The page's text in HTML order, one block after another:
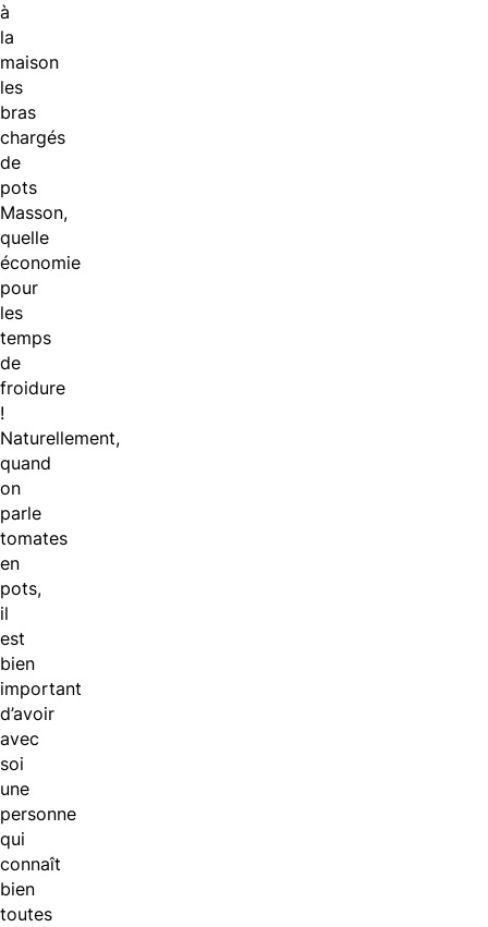
à
la
maison
les
bras
chargés
de
pots
Masson,
quelle
économie
pour
les
temps
de
froidure
!
Naturellement,
quand
on
parle
tomates
en
pots,
il
est
bien
important
d’avoir
avec
soi
une
personne
qui
connaît
bien
toutes